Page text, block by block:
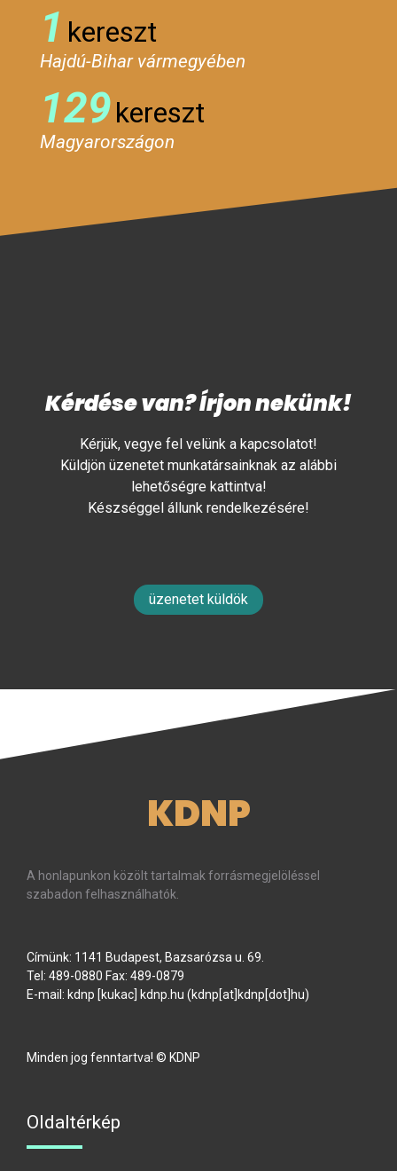
1 kereszt
Hajdú-Bihar vármegyében
129kereszt
Magyarországon
Kérdése van? Írjon nekünk!
Kérjük, vegye fel velünk a kapcsolatot!
Küldjön üzenetet munkatársainknak az alábbi
lehetőségre kattintva!
Készséggel állunk rendelkezésére!
üzenetet küldök
KDNP
A honlapunkon közölt tartalmak forrásmegjelöléssel
szabadon felhasználhatók.
Címünk: 1141 Budapest, Bazsarózsa u. 69.
Tel: 489-0880 Fax: 489-0879
E-mail: kdnp [kukac] kdnp hu (kdnp[at]kdnp[dot]hu)
Minden jog fenntartva! © KDNP
Oldaltérkép